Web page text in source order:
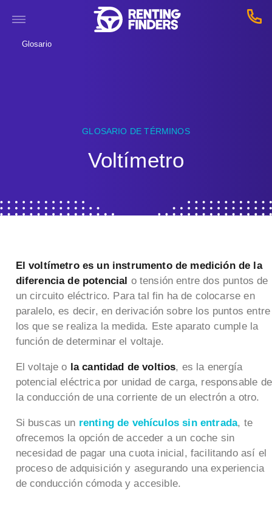
Glosario
GLOSARIO DE TÉRMINOS
Voltímetro
El voltímetro es un instrumento de medición de la
diferencia de potencial o tensión entre dos puntos de
un circuito eléctrico. Para tal fin ha de colocarse en
paralelo, es decir, en derivación sobre los puntos entre
los que se realiza la medida. Este aparato cumple la
función de determinar el voltaje.
El voltaje o la cantidad de voltios, es la energía
potencial eléctrica por unidad de carga, responsable de
la conducción de una corriente de un electrón a otro.
Si buscas un renting de vehículos sin entrada, te
ofrecemos la opción de acceder a un coche sin
necesidad de pagar una cuota inicial, facilitando así el
proceso de adquisición y asegurando una experiencia
de conducción cómoda y accesible.